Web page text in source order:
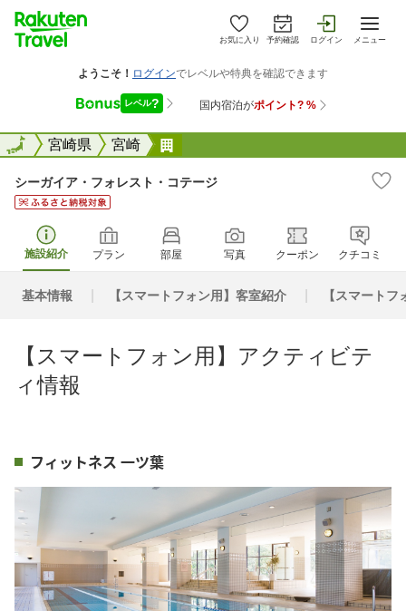
お気に入り 予約確認 ログイン メニュー
全国宮崎県 宮崎
全国
シーガイア・フォレスト・コテージ
施設紹介 プラン 部屋 写真 クーポン クチコミ
基本情報 【スマートフォン用】客室紹介 【スマート
【スマートフォン用】アクティビテ
ィ情報
フィットネス 一ツ葉